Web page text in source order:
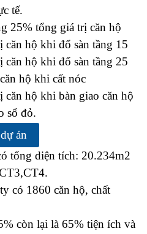
tế.
tổng giá trị căn hộ
hộ khi đổ sàn tầng 15
hộ khi đổ sàn tầng 25
hộ khi cất nóc
hộ khi bàn giao căn hộ
sổ đỏ.
án
tổng diện tích: 20.234m2
có 1860 căn hộ, chất
còn lại là 65% tiện ích và